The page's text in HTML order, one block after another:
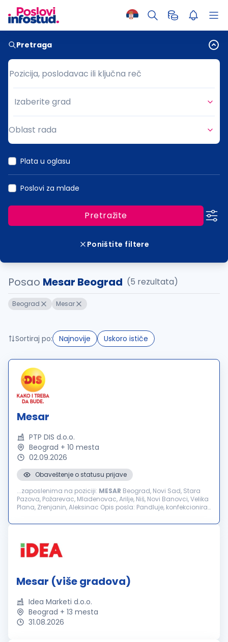
Pretraga
Pozicija, poslodavac ili ključna reč
Pozicija, poslodavac ili ključna reč
Grad
Izaberite grad
Oblast rada
Plata u oglasu
Poslovi za mlade
Pretražite
Poništite filtere
Posao Mesar Beograd (5 rezultata)
Beograd Mesar
Sortiraj po: Najnovije Uskoro ističe
Mesar
PTP DIS d.o.o.
Beograd + 10 mesta
02.09.2026
Obaveštenje o statusu prijave
...zaposlenima na poziciji: MESAR Beograd, Novi Sad, Stara
Pazova, Požarevac, Mladenovac, Arilje, Niš, Novi Banovci, Velika
Plana, Zrenjanin, Aleksinac Opis posla: Pandluje, konfekcionira
robom i pružanje...
Mesar (više gradova)
Idea Marketi d.o.o.
Beograd + 13 mesta
31.08.2026